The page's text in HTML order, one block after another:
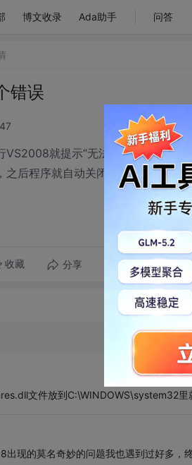
博文收录 Ada助手 问答
错误
VS2008就提示“无法定位序数442
后程序就自动关闭，请问有什么办
收藏 分享 转发到动态
文件放到C:\WINDOWS\system32
现的莫名奇妙的问题我也遇到过好多，